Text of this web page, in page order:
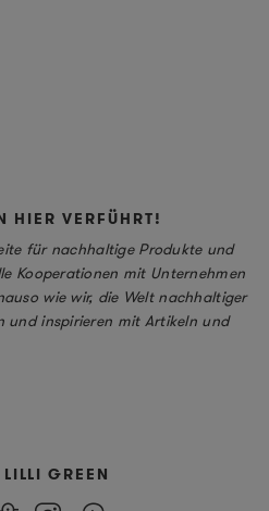
HIER VERFÜHRT!
für nachhaltige Produkte und
Kooperationen mit Unternehmen
wie wir, die Welt nachhaltiger
und inspirieren mit Artikeln und
GREEN